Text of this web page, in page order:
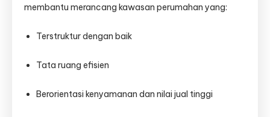
membantu merancang kawasan perumahan yang:
Terstruktur dengan baik
Tata ruang efisien
Berorientasi kenyamanan dan nilai jual tinggi